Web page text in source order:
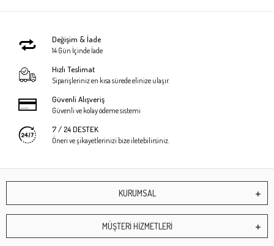
Değişim & İade
14 Gün İçinde İade
Hızlı Teslimat
Siparişleriniz en kısa sürede elinize ulaşır.
Güvenli Alışveriş
Güvenli ve kolay ödeme sistemi
7 / 24 DESTEK
Öneri ve şikayetlerinizi bize iletebilirsiniz.
KURUMSAL
MÜŞTERİ HİZMETLERİ